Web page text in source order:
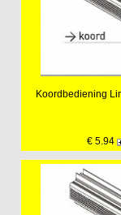
Koordbediening
€ 5.94